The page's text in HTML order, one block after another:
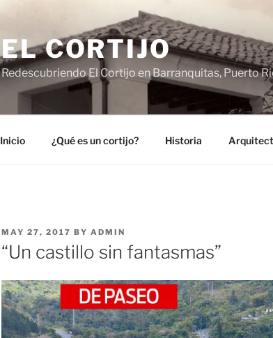
EL CORTIJO
Redescubriendo El Cortijo en Barranquitas, Puerto
Inicio ¿Qué es un cortijo? Historia
POSTED
ON
MAY 27, 2017 BY ADMIN
“Un castillo sin fantasmas”